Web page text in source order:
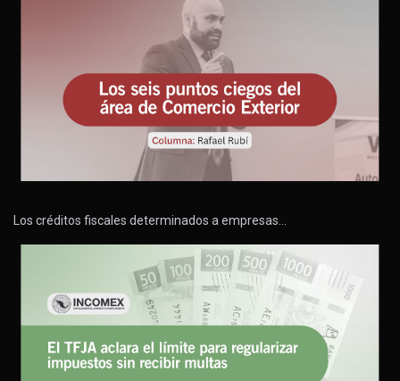
Los créditos fiscales determinados a empresas…